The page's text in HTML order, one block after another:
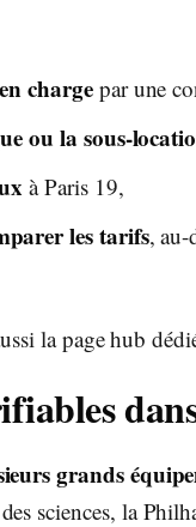
chargepar une
ou la sous-
à Paris 19,
les tarifs, au-
la page hub
grands
sciences, la